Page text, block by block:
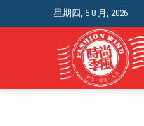
星期四, 6 8 月, 2026